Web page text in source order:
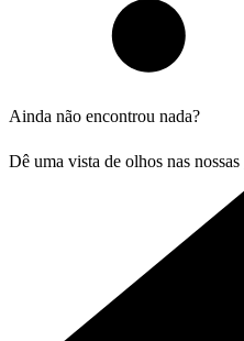
Ainda não encontrou nada?
Dê uma vista de olhos nas nossas